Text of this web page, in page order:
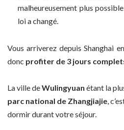
malheureusement plus
loi a changé.
Vous arriverez depuis Shanghai
donc profiter de 3 jours
La ville deWulingyuan étant la
parc national de Zhangjiajie,
dormir durant votre séjour.